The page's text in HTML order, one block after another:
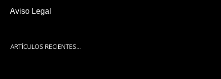
Aviso Legal
ARTÍCULOS RECIENTES...